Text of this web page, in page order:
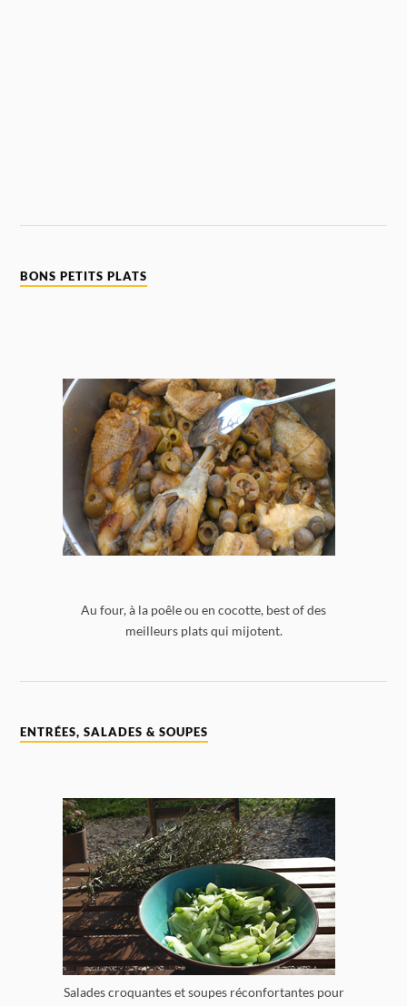
BONS PETITS PLATS
Au four, à la poêle ou en cocotte, best of des
meilleurs plats qui mijotent.
ENTRÉES, SALADES & SOUPES
Salades croquantes et soupes réconfortantes pour